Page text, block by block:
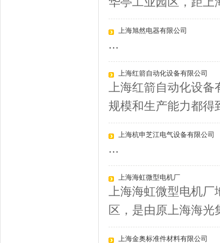
上海旭然电器有限公司
...
上海红箭自动化设备有限公司
上海红箭自动化设
规模和生产能力都得
上海杭申芝江电气设备有限公司
...
上海海虹微型电机厂
上海海虹微型电机
区，是由原上海海光
上海金奥标准件材料有限公司